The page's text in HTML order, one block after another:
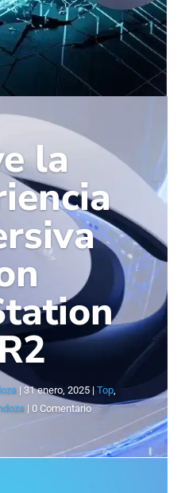
la
| 31 enero, 2025| Top,
| 0 Comentario